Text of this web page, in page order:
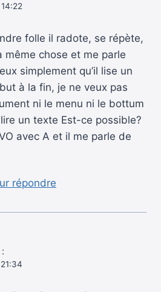
folle il radote, se répète,
même chose et me parle
simplement qu’il lise un
à la fin, je ne veux pas
ni le menu ni le bottum
un texte Est-ce possible?
avec A et il me parle de
répondre